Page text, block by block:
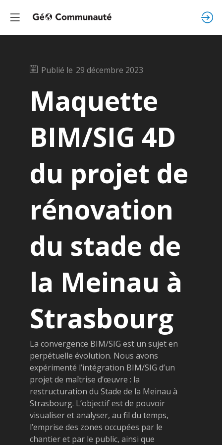
Publié le 29 décembre 2023
Maquette
BIM/SIG 4D
du projet de
rénovation
du stade de
la Meinau à
Strasbourg
La convergence BIM/SIG est un sujet en
perpétuelle évolution. Nous avons
expérimenté l’intégration BIM/SIG d’un
projet de maîtrise d’œuvre : la
restructuration du Stade de la Meinau à
Strasbourg. L’objectif est de pouvoir
visualiser et analyser, au fil du temps,
l’emprise des zones occupées par le
chantier et par le public, ainsi que